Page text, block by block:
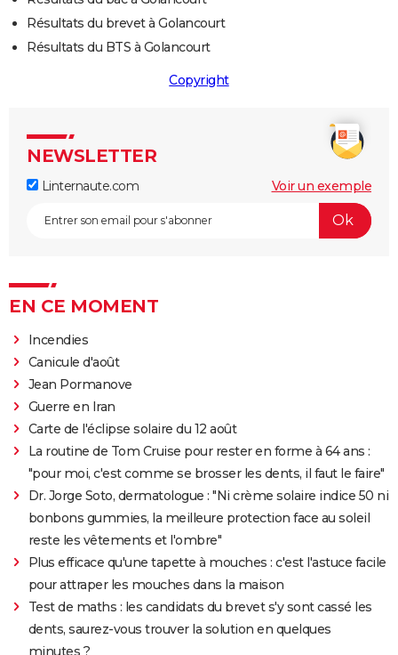
Résultats du brevet à Golancourt
Résultats du BTS à Golancourt
Copyright
NEWSLETTER
Linternaute.com Voir un exemple
EN CE MOMENT
Incendies
Canicule d'août
Jean Pormanove
Guerre en Iran
Carte de l'éclipse solaire du 12 août
La routine de Tom Cruise pour rester en forme à 64 ans :
"pour moi, c'est comme se brosser les dents, il faut le faire"
Dr. Jorge Soto, dermatologue : "Ni crème solaire indice 50 ni
bonbons gummies, la meilleure protection face au soleil
reste les vêtements et l'ombre"
Plus efficace qu'une tapette à mouches : c'est l'astuce facile
pour attraper les mouches dans la maison
Test de maths : les candidats du brevet s'y sont cassé les
dents, saurez-vous trouver la solution en quelques
minutes ?